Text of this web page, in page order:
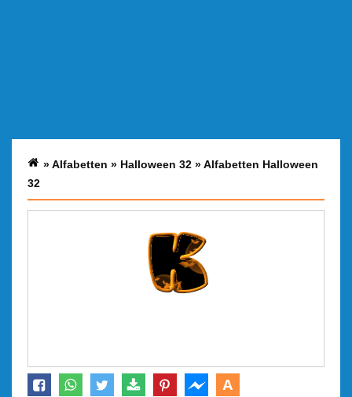
»Alfabetten » Halloween 32 »Alfabetten Halloween
32
A